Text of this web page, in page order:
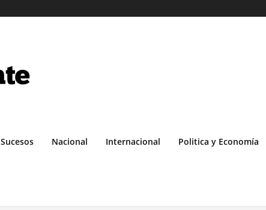
Sucesos Nacional Internacional Politica y Economía